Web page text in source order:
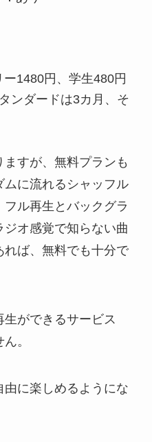
1480円、学生480円
ンダードは3カ月、そ
すが、無料プランも
に流れるシャッフル
ル再生とバックグラ
オ感覚で知らない曲
れば、無料でも十分で
ができるサービス
。
に楽しめるようにな